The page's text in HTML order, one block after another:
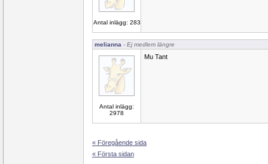
Antal inlägg: 283
melianna - Ej medlem längre
Antal inlägg:
2978
Mu Tant
« Föregående sida
« Första sidan